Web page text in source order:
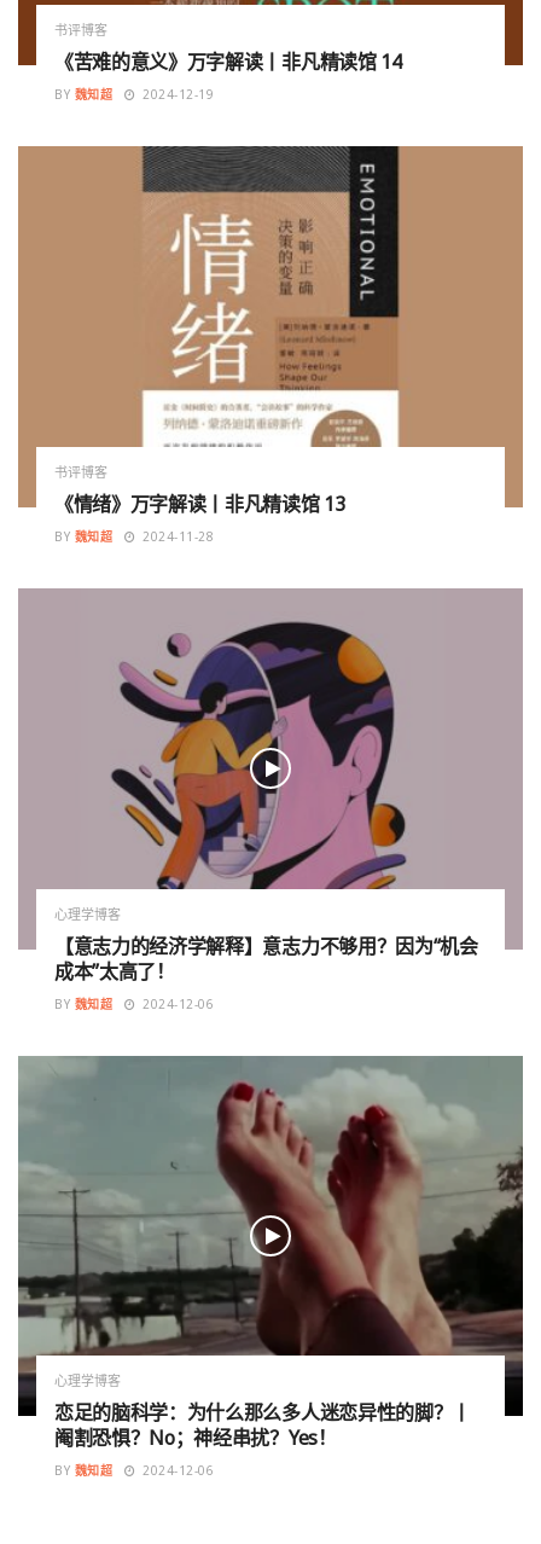
书评博客
《苦难的意义》万字解读丨非凡精读馆 14
BY 魏知超 2024-12-19
书评博客
《情绪》万字解读丨非凡精读馆 13
BY 魏知超 2024-11-28
心理学博客
【意志力的经济学解释】意志力不够用？因为“机会
成本”太高了！
BY 魏知超 2024-12-06
心理学博客
恋足的脑科学：为什么那么多人迷恋异性的脚？丨
阉割恐惧？No；神经串扰？Yes！
BY 魏知超 2024-12-06